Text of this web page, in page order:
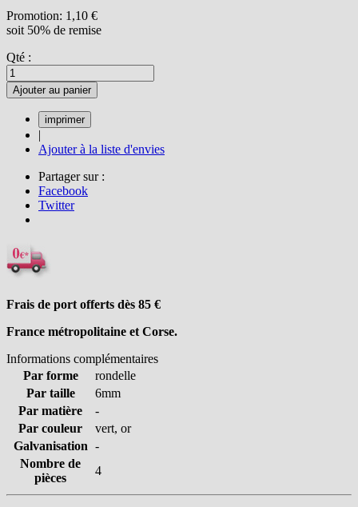
Promotion: 1,10 €
soit 50% de remise
Qté :
Ajouter au panier
|
Ajouter à la liste d'envies
Partager sur :
Facebook
Twitter
Frais de port offerts dès 85 €
France métropolitaine et Corse.
Informations complémentaires
Par forme
rondelle
Par taille
6mm
Par matière
-
Par couleur
vert, or
Galvanisation -
Nombre de
pièces
4